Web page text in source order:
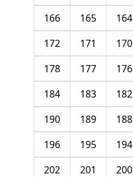
164
165
166
170
171
172
176
177
178
182
183
184
188
189
190
194
195
196
200
201
202